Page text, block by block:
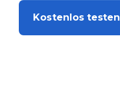
Kostenlos testen